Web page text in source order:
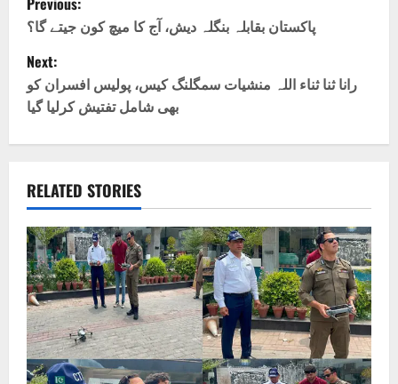
o
s
t
n
a
v
i
g
a
t
پاکستان بقابلہ بنگلہ دیش، آج کا میچ کون جیتے گا؟
Next:
رانا ثنا ثناء اللہ منشیات سمگلنگ کیس، پولیس افسران کو
بھی شامل تفتیش کرلیا گیا
RELATED STORIES